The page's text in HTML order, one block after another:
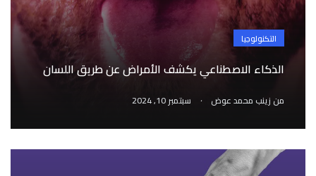
التكنولوجيا
الذكاء الاصطناعي يكشف الأمراض عن طريق اللسان
من زينب محمد عوض . سبتمبر 10, 2024